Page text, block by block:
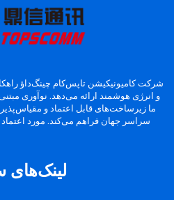
و انرژی هوشمند ارائه می‌دهد. نوآوری
ما زیرساخت‌های قابل اعتماد و
سراسر جهان فراهم می‌کند. مورد
لینک‌های